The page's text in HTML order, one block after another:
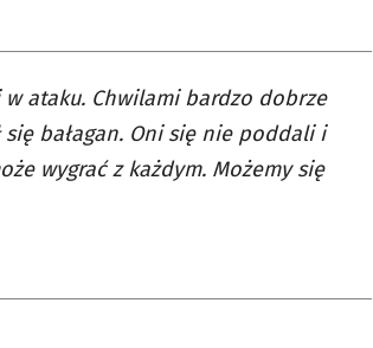
ataku. Chwilami bardzo dobrze
bałagan. Oni się nie poddali i
wygrać z każdym. Możemy się